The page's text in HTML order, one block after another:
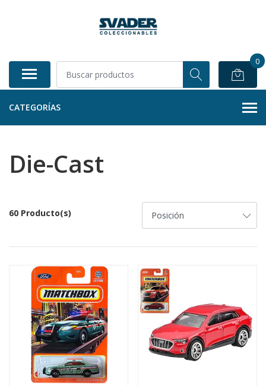
0
CATEGORÍAS
Die-Cast
60 Producto(s)